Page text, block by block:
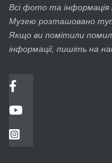
Всі фото та інформація
Музею розташовано тут
Якщо ви помітили
інформації, пишіть на